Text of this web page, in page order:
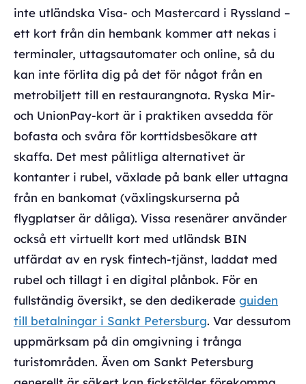
inte utländska Visa- och Mastercard i Ryssland –
ett kort från din hembank kommer att nekas i
terminaler, uttagsautomater och online, så du
kan inte förlita dig på det för något från en
metrobiljett till en restaurangnota. Ryska Mir-
och UnionPay-kort är i praktiken avsedda för
bofasta och svåra för korttidsbesökare att
skaffa. Det mest pålitliga alternativet är
kontanter i rubel, växlade på bank eller uttagna
från en bankomat (växlingskurserna på
flygplatser är dåliga). Vissa resenärer använder
också ett virtuellt kort med utländsk BIN
utfärdat av en rysk fintech-tjänst, laddat med
rubel och tillagt i en digital plånbok. För en
fullständig översikt, se den dedikerade guiden
till betalningar i Sankt Petersburg. Var dessutom
uppmärksam på din omgivning i trånga
turistområden. Även om Sankt Petersburg